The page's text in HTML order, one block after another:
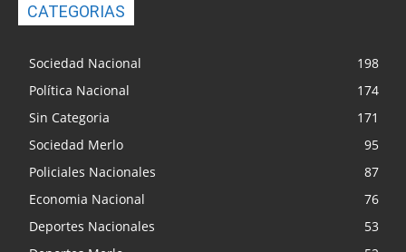
CATEGORIAS
Sociedad Nacional
198
Política Nacional
174
Sin Categoria
171
Sociedad Merlo
95
Policiales Nacionales
87
Economia Nacional
76
Deportes Nacionales
53